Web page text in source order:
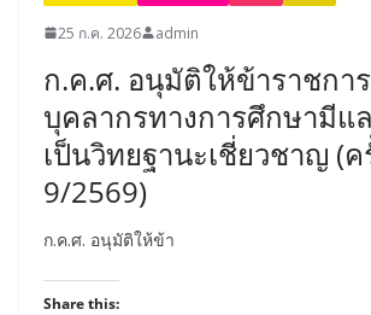
25 ก.ค. 2026 admin
ก.ค.ศ. อนุมัติให้ข้าราชกา
บุคลากรทางการศึกษามีแ
เป็นวิทยฐานะเชี่ยวชาญ (ค
9/2569)
ก.ค.ศ. อนุมัติให้ข้า
Share this: